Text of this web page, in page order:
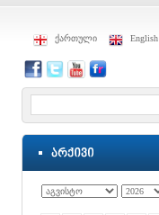
ქართული English